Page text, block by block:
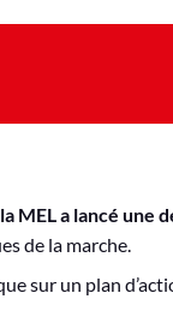
la MEL a lancé une
de la marche.
sur un plan